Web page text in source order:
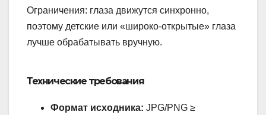
Ограничения: глаза движутся синхронно,
поэтому детские или «широко-открытые» глаза
лучше обрабатывать вручную.
Технические требования
Формат исходника: JPG/PNG ≥